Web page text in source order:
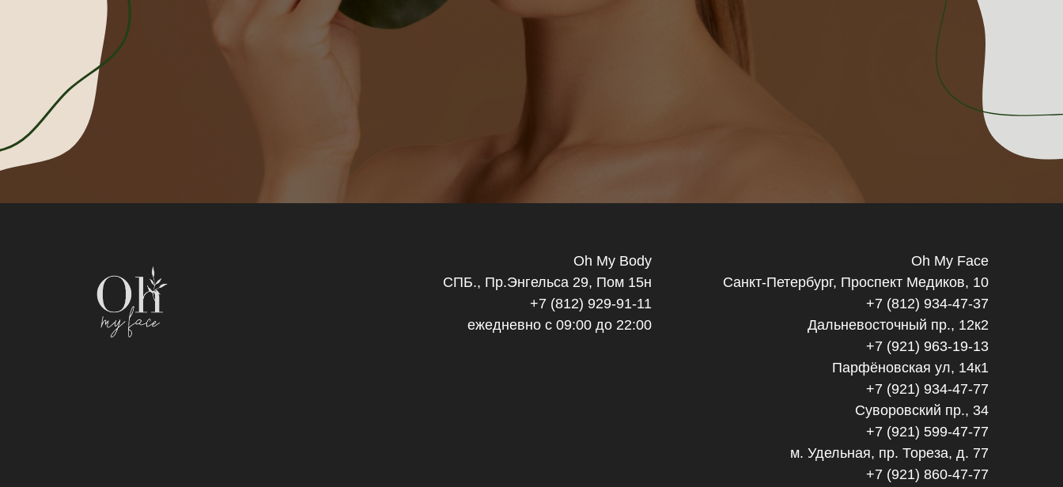
Oh My Face
Санкт-Петербург, Проспект Медиков, 10
+7 (812) 934-47-37
Дальневосточный пр., 12к2
+7 (921) 963-19-13
Парфёновская ул, 14к1
+7 (921) 934-47-77
Суворовский пр., 34
+7 (921) 599-47-77
м. Удельная, пр. Тореза, д. 77
+7 (921) 860-47-77
Oh My Body
СПБ., Пр.Энгельса 29, Пом 15н
+7 (812) 929-91-11
ежедневно с 09:00 до 22:00